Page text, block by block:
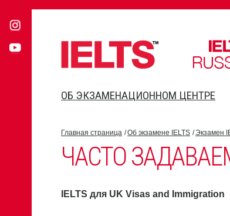
ОБ ЭКЗАМЕНАЦИОННОМ ЦЕНТРЕ
Главная страница Об экзамене IELTS Экзамен
ЧАСТО
IELTS для UK Visas and Immigration